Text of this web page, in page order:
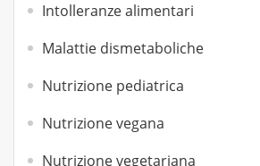
Intolleranze alimentari
Malattie dismetaboliche
Nutrizione pediatrica
Nutrizione vegana
Nutrizione vegetariana